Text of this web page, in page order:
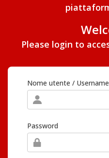
Please login to
Nome utente / Username
Password